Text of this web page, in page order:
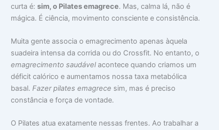
curta é:sim, o Pilates emagrece. Mas, calma lá, não é
mágica. É ciência, movimento consciente e consistência.
Muita gente associa o emagrecimento apenas àquela
suadeira intensa da corrida ou do Crossfit. No entanto, o
emagrecimento saudávelacontece quando criamos um
déficit calórico e aumentamos nossa taxa metabólica
basal.Fazer pilates emagrece sim, mas é preciso
constância e força de vontade.
O Pilates atua exatamente nessas frentes. Ao trabalhar a